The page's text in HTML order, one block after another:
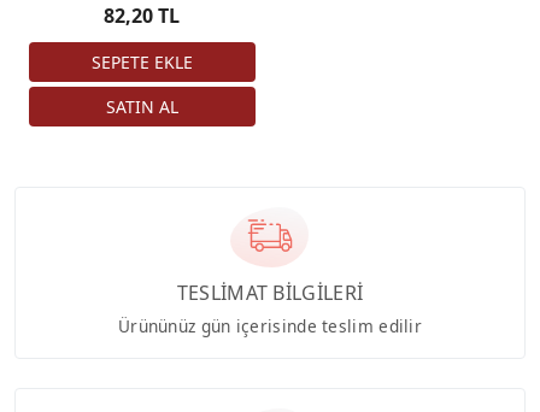
82,20 TL
TESLİMAT BİLGİLERİ
Ürününüz gün içerisinde teslim edilir